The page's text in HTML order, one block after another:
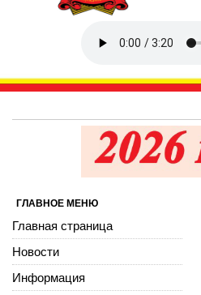
ГЛАВНОЕ МЕНЮ
Главная страница
Новости
Информация